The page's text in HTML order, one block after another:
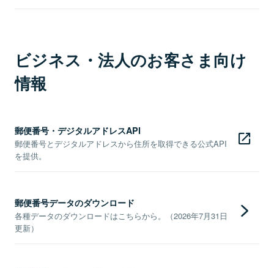
ビジネス・法人のお客さま向け
情報
郵便番号・デジタルアドレスAPI
郵便番号とデジタルアドレスから住所を取得できる公式API
を提供。
郵便番号データのダウンロード
各種データのダウンロードはこちらから。（2026年7月31日
更新）